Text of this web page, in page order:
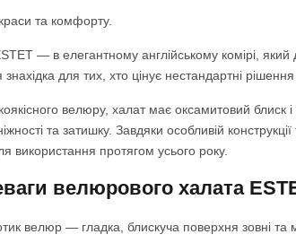
та комфорту.
— в елегантному англійському комірі,
для тих, хто цінує нестандартні
велюру, халат має оксамитовий блиск
та затишку. Завдяки особливій
використання протягом усього року.
велюрового халата
велюр — гладка, блискуча поверхня зовні та